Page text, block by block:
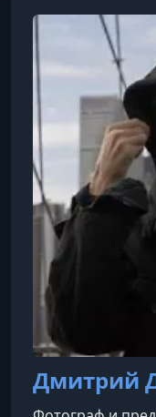
коммерческой,
чьи работы
престижных
творческой
занимается
курсы по ретуши
Дмитрий